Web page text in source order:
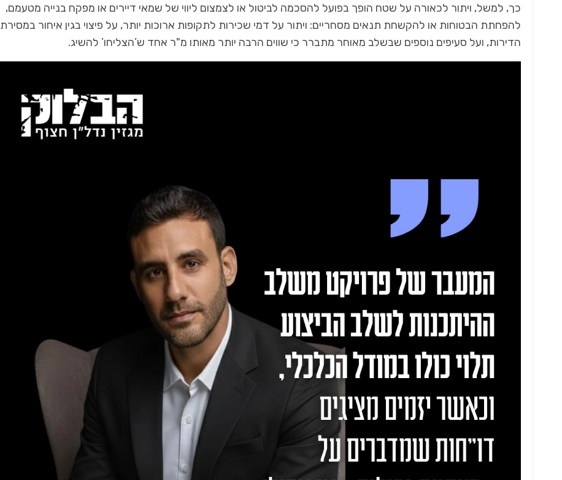
כך, למשל, ויתור לכאורה על שטח הופך בפועל להסכמה לביטול או לצמצום ליווי של שמאי דיירים או מפקח בנייה מטעמם,
להפחתת הבטוחות או להקשחת תנאים מסחריים: ויתור על דמי שכירות לתקופות ארוכות יותר, על פיצוי בגין איחור במסירת
הדירות, ועל סעיפים נוספים שבשלב מאוחר מתברר כי שווים הרבה יותר מאותו מ"ר אחד ש’הצליחו’ להשיג.